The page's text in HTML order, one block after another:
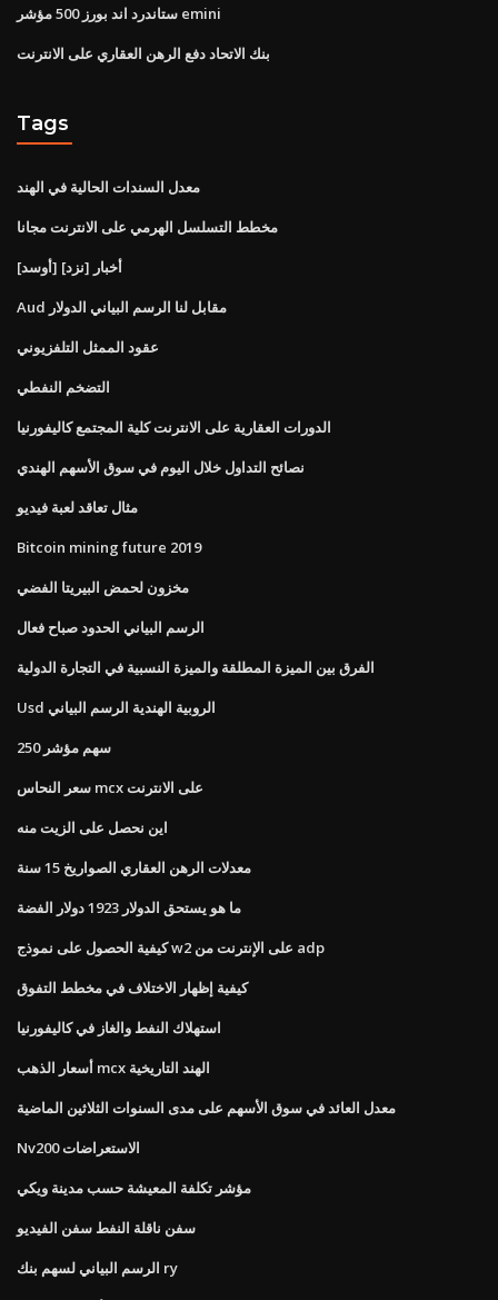
ستاندرد اند بورز 500 مؤشر emini
بنك الاتحاد دفع الرهن العقاري على الانترنت
Tags
معدل السندات الحالية في الهند
مخطط التسلسل الهرمي على الانترنت مجانا
أخبار [نزد] [أوسد]
Aud مقابل لنا الرسم البياني الدولار
عقود الممثل التلفزيوني
التضخم النفطي
الدورات العقارية على الانترنت كلية المجتمع كاليفورنيا
نصائح التداول خلال اليوم في سوق الأسهم الهندي
مثال تعاقد لعبة فيديو
Bitcoin mining future 2019
مخزون لحمض البيريتا الفضي
الرسم البياني الحدود صباح فعال
الفرق بين الميزة المطلقة والميزة النسبية في التجارة الدولية
Usd الروبية الهندية الرسم البياني
250 سهم مؤشر
سعر النحاس mcx على الانترنت
اين نحصل على الزيت منه
معدلات الرهن العقاري الصواريخ 15 سنة
ما هو يستحق الدولار 1923 دولار الفضة
كيفية الحصول على نموذج w2 على الإنترنت من adp
كيفية إظهار الاختلاف في مخطط التفوق
استهلاك النفط والغاز في كاليفورنيا
أسعار الذهب mcx الهند التاريخية
معدل العائد في سوق الأسهم على مدى السنوات الثلاثين الماضية
Nv200 الاستعراضات
مؤشر تكلفة المعيشة حسب مدينة ويكي
سفن ناقلة النفط سفن الفيديو
الرسم البياني لسهم بنك ry